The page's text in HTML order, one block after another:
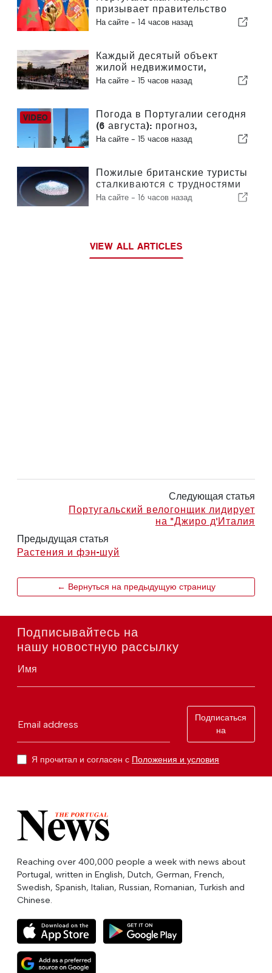
призывает правительство
пересмотреть решение о
2030 года в связи с кризисом
вокруг Сеуты
На сайте - 14 часов назад
Каждый десятый объект
жилой недвижимости,
выставленный на продажу в
На сайте - 15 часов назад
Погода в Португалии сегодня
(6 августа): прогноз,
температура и что ожидать
На сайте - 15 часов назад
Пожилые британские туристы
сталкиваются с трудностями
в связи с введением в
На сайте - 16 часов назад
VIEW ALL ARTICLES
Следующая статья
Португальский велогонщик лидирует
на "Джиро д'Италия
Предыдущая статья
Растения и фэн-шуй
← Вернуться на предыдущую страницу
Подписывайтесь на
нашу новостную рассылку
Имя
Email address
Подписаться
на
Я прочитал и согласен с Положения и условия
Reaching over 400,000 people a week with news about
Portugal, written in English, Dutch, German, French,
Swedish, Spanish, Italian, Russian, Romanian, Turkish and
Chinese.